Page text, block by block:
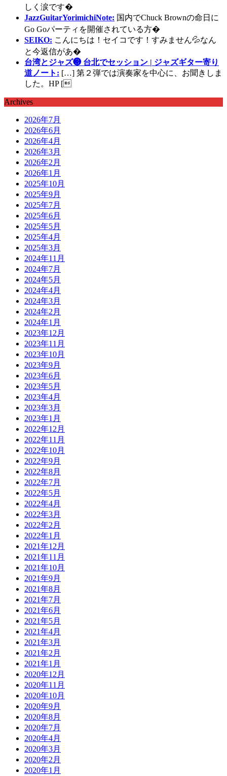
しく涙です�
JazzGuitarYorimichiNote: 国内でChuck Brownの命日に
Go Goパーティを開催されている方�
SEIKO: こんにちは！セイコです！すみません💦なん
と今返信があ�
台湾とジャズ❸ 台北でセッション | ジャズギター寄り
道ノート: […] 第２弾では演奏家を中心に、お聞きしま
した。HP [
Archives
2026年7月
2026年6月
2026年4月
2026年3月
2026年2月
2026年1月
2025年10月
2025年9月
2025年7月
2025年6月
2025年5月
2025年4月
2025年3月
2024年11月
2024年7月
2024年5月
2024年4月
2024年3月
2024年2月
2024年1月
2023年12月
2023年11月
2023年10月
2023年9月
2023年6月
2023年5月
2023年4月
2023年3月
2023年1月
2022年12月
2022年11月
2022年10月
2022年9月
2022年8月
2022年7月
2022年5月
2022年4月
2022年3月
2022年2月
2022年1月
2021年12月
2021年11月
2021年10月
2021年9月
2021年8月
2021年7月
2021年6月
2021年5月
2021年4月
2021年3月
2021年2月
2021年1月
2020年12月
2020年11月
2020年10月
2020年9月
2020年8月
2020年7月
2020年4月
2020年3月
2020年2月
2020年1月